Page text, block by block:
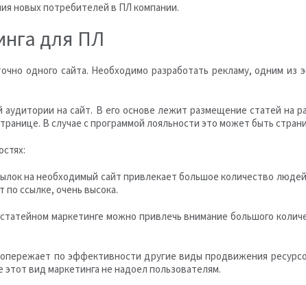
новых потребителей в ПЛ компании.
для ПЛ
одного сайта. Необходимо разработать рекламу, одним
на сайт. В его основе лежит размещение статей на
В случае с программой лояльности это может быть
на необходимый сайт привлекает большое количество
ссылке, очень высока.
маркетинге можно привлечь внимание большого
по эффективности другие виды продвижения
вид маркетинга не надоел пользователям.